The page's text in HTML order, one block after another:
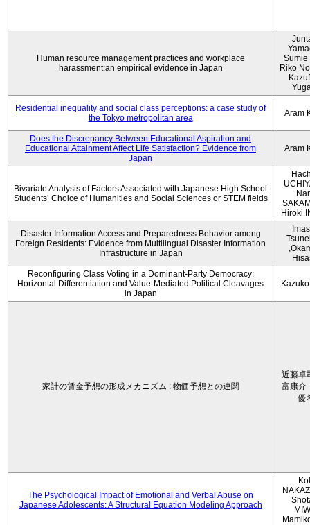
Human resource management practices and workplace
harassment:an empirical evidence in Japan
Sumie
Riko
Residential inequality and social class perceptions: a case study of
the Tokyo metropolitan area
Aram
Does the Discrepancy Between Educational Aspiration and
Educational Attainment Affect Life Satisfaction? Evidence from
Japan
Aram
Bivariate Analysis of Factors Associated with Japanese High School
Students’ Choice of Humanities and Social Sciences or STEM fields
Hiroki
Disaster Information Access and Preparedness Behavior among
Foreign Residents: Evidence from Multilingual Disaster Information
Infrastructure in Japan
Reconfiguring Class Voting in a Dominant-Party Democracy:
Horizontal Differentiation and Value-Mediated Political Cleavages
in Japan
家計の賃金予想の形成メカニズム : 物価予想との連関
近藤卓
富康介
優
The Psychological Impact of Emotional and Verbal Abuse on
Japanese Adolescents: A Structural Equation Modeling Approach